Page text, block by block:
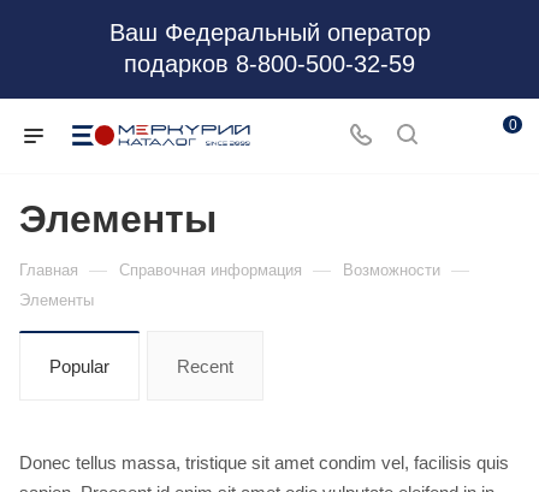
Ваш Федеральный оператор
подарков 8-800-500-32-59
0
Элементы
Главная — Справочная информация — Возможности —
Элементы
Popular Recent
Donec tellus massa, tristique sit amet condim vel, facilisis quis